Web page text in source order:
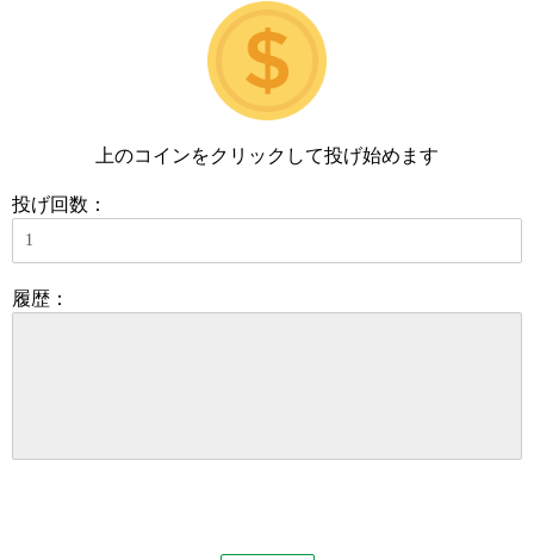
上のコインをクリックして投げ始めます
投げ回数：
履歴：